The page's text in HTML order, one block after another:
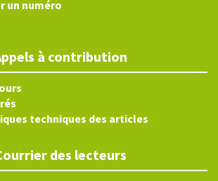
un numéro
à contribution
techniques des articles
des lecteurs